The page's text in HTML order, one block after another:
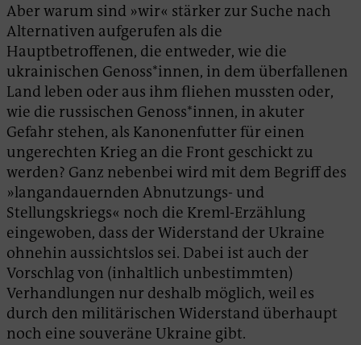
Aber warum sind »wir« stärker zur Suche nach
Alternativen aufgerufen als die
Hauptbetroffenen, die entweder, wie die
ukrainischen Genoss*innen, in dem überfallenen
Land leben oder aus ihm fliehen mussten oder,
wie die russischen Genoss*innen, in akuter
Gefahr stehen, als Kanonenfutter für einen
ungerechten Krieg an die Front geschickt zu
werden? Ganz nebenbei wird mit dem Begriff des
»langandauernden Abnutzungs- und
Stellungskriegs« noch die Kreml-Erzählung
eingewoben, dass der Widerstand der Ukraine
ohnehin aussichtslos sei. Dabei ist auch der
Vorschlag von (inhaltlich unbestimmten)
Verhandlungen nur deshalb möglich, weil es
durch den militärischen Widerstand überhaupt
noch eine souveräne Ukraine gibt.